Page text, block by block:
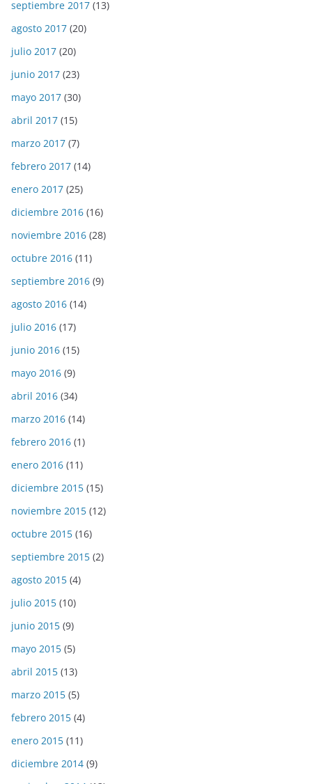
septiembre 2017 (13)
agosto 2017 (20)
julio 2017 (20)
junio 2017 (23)
mayo 2017 (30)
abril 2017 (15)
marzo 2017 (7)
febrero 2017 (14)
enero 2017 (25)
diciembre 2016 (16)
noviembre 2016 (28)
octubre 2016 (11)
septiembre 2016 (9)
agosto 2016 (14)
julio 2016 (17)
junio 2016 (15)
mayo 2016 (9)
abril 2016 (34)
marzo 2016 (14)
febrero 2016 (1)
enero 2016 (11)
diciembre 2015 (15)
noviembre 2015 (12)
octubre 2015 (16)
septiembre 2015 (2)
agosto 2015 (4)
julio 2015 (10)
junio 2015 (9)
mayo 2015 (5)
abril 2015 (13)
marzo 2015 (5)
febrero 2015 (4)
enero 2015 (11)
diciembre 2014 (9)